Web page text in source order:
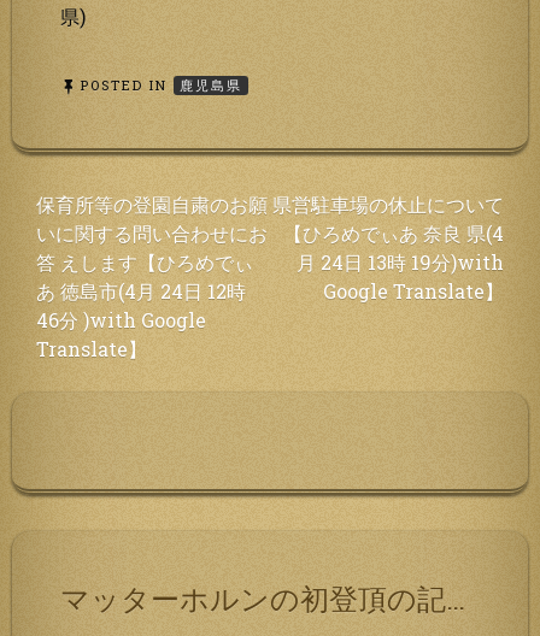
県)
POSTED IN 鹿児島県
投
稿
ナ
ビ
ゲ
保育所等の登園自粛のお願
いに関する問い合わせにお
答 えします【ひろめでぃ
あ 徳島市(4月 24日 12時
46分 )with Google
Translate】
県営駐車場の休止について
【ひろめでぃあ 奈良 県(4
月 24日 13時 19分)with
Google Translate】
マッターホルンの初登頂の記録です